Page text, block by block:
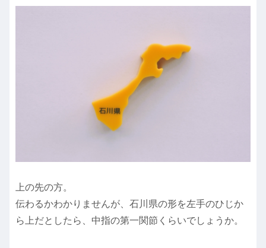
上の先の方。
伝わるかわかりませんが、石川県の形を左手のひじか
ら上だとしたら、中指の第一関節くらいでしょうか。